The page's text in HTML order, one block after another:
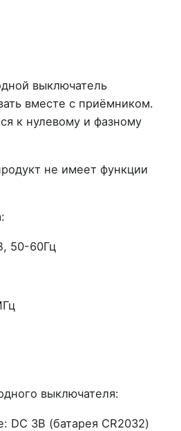
выключатель
вместе с приёмником.
к нулевому и фазному
не имеет функции
50-60Гц
выключателя:
DC 3В (батарея CR2032)